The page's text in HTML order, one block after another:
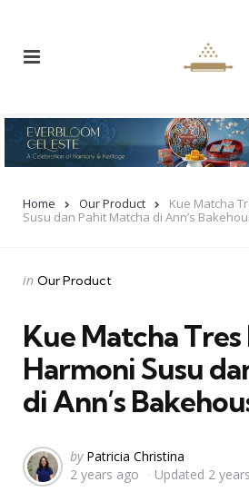
Home Our Product
Kue Matcha
Susu dan Pahit Matcha di Ann’s
Categories
Posted
in Our Product
Kue Matcha Tres
Harmoni Susu
di Ann’s
Posted
by
by Patricia Christina
2 years ago
Updated 2